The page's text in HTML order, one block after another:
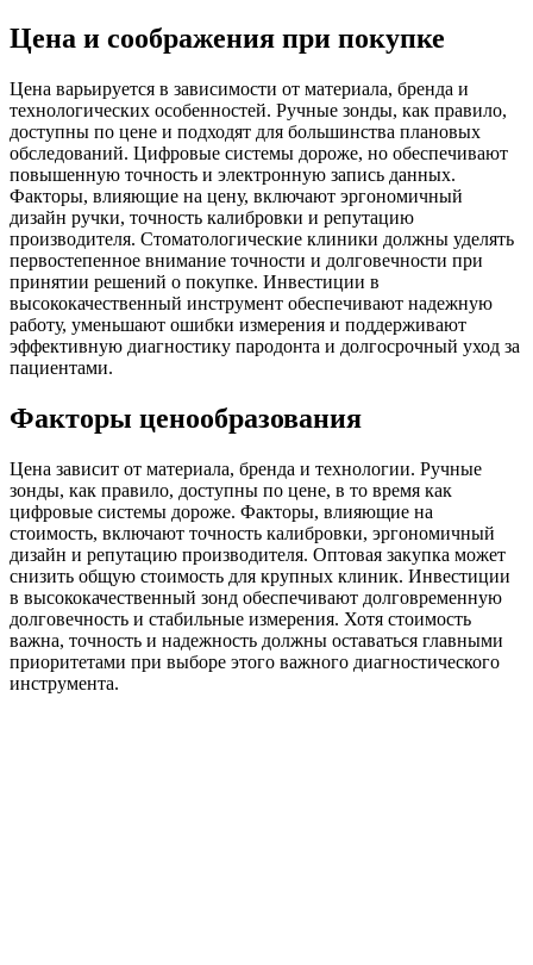
Цена и соображения при покупке
Цена варьируется в зависимости от материала, бренда и
технологических особенностей. Ручные зонды, как правило,
доступны по цене и подходят для большинства плановых
обследований. Цифровые системы дороже, но обеспечивают
повышенную точность и электронную запись данных.
Факторы, влияющие на цену, включают эргономичный
дизайн ручки, точность калибровки и репутацию
производителя. Стоматологические клиники должны уделять
первостепенное внимание точности и долговечности при
принятии решений о покупке. Инвестиции в
высококачественный инструмент обеспечивают надежную
работу, уменьшают ошибки измерения и поддерживают
эффективную диагностику пародонта и долгосрочный уход за
пациентами.
Факторы ценообразования
Цена зависит от материала, бренда и технологии. Ручные
зонды, как правило, доступны по цене, в то время как
цифровые системы дороже. Факторы, влияющие на
стоимость, включают точность калибровки, эргономичный
дизайн и репутацию производителя. Оптовая закупка может
снизить общую стоимость для крупных клиник. Инвестиции
в высококачественный зонд обеспечивают долговременную
долговечность и стабильные измерения. Хотя стоимость
важна, точность и надежность должны оставаться главными
приоритетами при выборе этого важного диагностического
инструмента.